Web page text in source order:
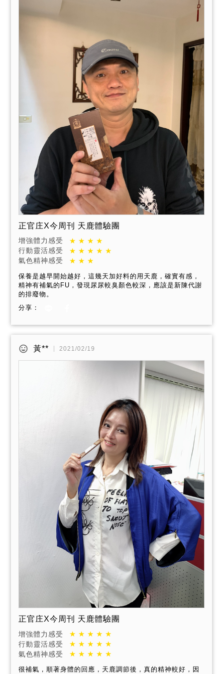
正官庄X今周刊 天鹿體驗團
增強體力感受
行動靈活感受
氣色精神感受
保養是越早開始越好，這幾天加好料的用天鹿，確實有感，
精神有補氣的FU，發現尿尿較臭顏色較深，應該是新陳代謝
的排廢物。
分享：
黃** 2021/02/19
正官庄X今周刊 天鹿體驗團
增強體力感受
行動靈活感受
氣色精神感受
很補氣，順著身體的回應，天鹿調節後，真的精神較好，因